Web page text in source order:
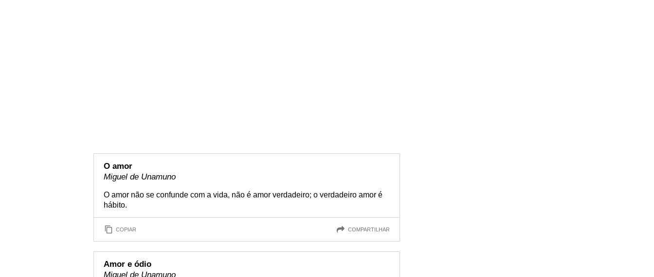
O amor
Miguel de Unamuno
O amor não se confunde com a vida, não é amor verdadeiro; o verdadeiro amor é
hábito.
COPIAR COMPARTILHAR
Amor e ódio
Miguel de Unamuno